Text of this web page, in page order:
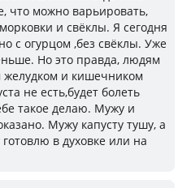
что можно варьировать,
и свёклы. Я сегодня
с огурцом ,без свёклы. Уже
Но это правда, людям
желудком и кишечником
не есть,будет болеть
такое делаю. Мужу и
Мужу капусту тушу, а
в духовке или на